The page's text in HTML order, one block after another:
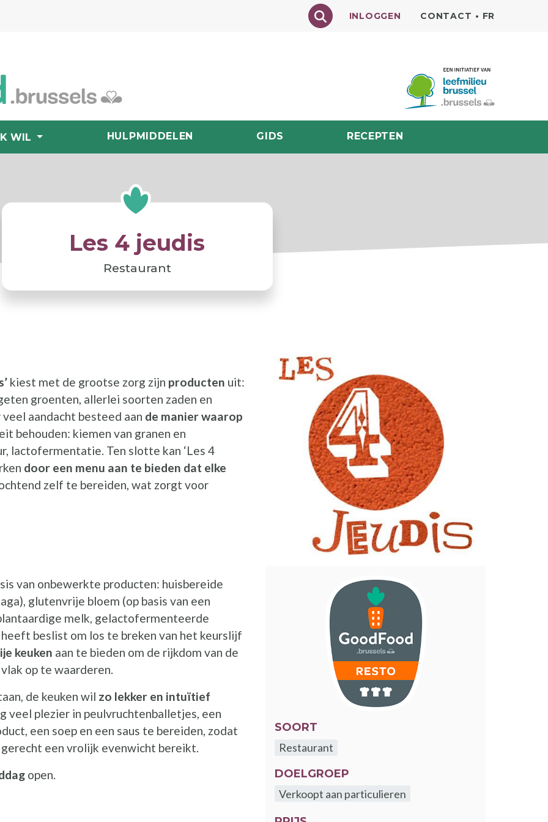
Texte à rechercher
INLOGGEN CONTACT • FR
WIL HULPMIDDELEN GIDS RECEPTEN
Les 4 jeudis
Restaurant
kiest met de grootse zorg zijn producten uit:
groenten, allerlei soorten zaden en
aandacht besteed aan de manier waarop
behouden: kiemen van granen en
lactofermentatie. Ten slotte kan ‘Les 4
door een menu aan te bieden dat elke
zelf te bereiden, wat zorgt voor
van onbewerkte producten: huisbereide
glutenvrije bloem (op basis van een
melk, gelactofermenteerde
beslist om los te breken van het keurslijf
keuken aan te bieden om de rijkdom van de
op te waarderen.
de keuken wil zo lekker en intuïtief
veel plezier in peulvruchtenballetjes, een
een soep en een saus te bereiden, zodat
een vrolijk evenwicht bereikt.
open.
ILLUSTRATIE
SOORT
Restaurant
DOELGROEP
Verkoopt aan particulieren